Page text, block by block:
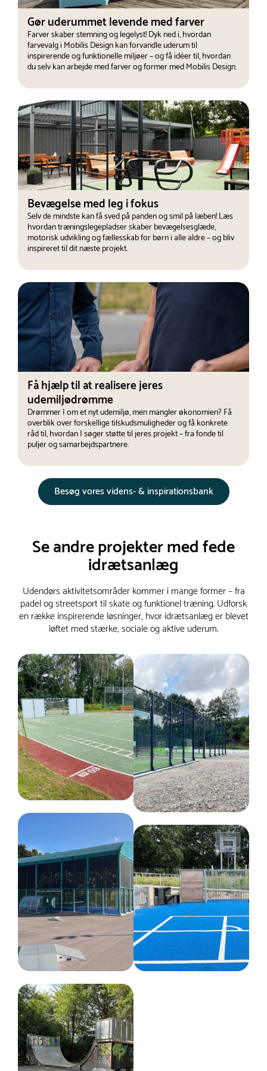
Gør uderummet levende med farver
Farver skaber stemning og legelyst! Dyk ned i, hvordan
farvevalg i Mobilis Design kan forvandle uderum til
inspirerende og funktionelle miljøer – og få idéer til, hvordan
du selv kan arbejde med farver og former med Mobilis Design.
Bevægelse med leg i fokus
Selv de mindste kan få sved på panden og smil på læben! Læs
hvordan træningslegepladser skaber bevægelsesglæde,
motorisk udvikling og fællesskab for børn i alle aldre – og bliv
inspireret til dit næste projekt.
Få hjælp til at realisere jeres
udemiljødrømme
Drømmer I om et nyt udemiljø, men mangler økonomien? Få
overblik over forskellige tilskudsmuligheder og få konkrete
råd til, hvordan I søger støtte til jeres projekt – fra fonde til
puljer og samarbejdspartnere.
Besøg vores videns- & inspirationsbank
Se andre projekter med fede
idrætsanlæg
Udendørs aktivitetsområder kommer i mange former – fra
padel og streetsport til skate og funktionel træning. Udforsk
en række inspirerende løsninger, hvor idrætsanlæg er blevet
løftet med stærke, sociale og aktive uderum.